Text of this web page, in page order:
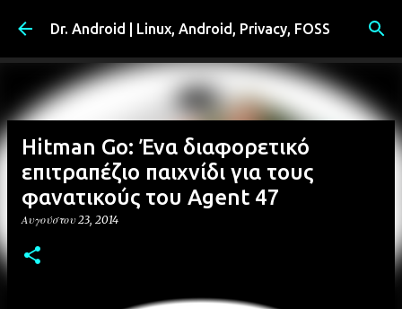
Μετάβαση στο κύριο περιεχόμενο
Dr. Android | Linux, Android, Privacy, FOSS
Hitman Go: Ένα διαφορετικό
επιτραπέζιο παιχνίδι για τους
φανατικούς του Agent 47
Αυγούστου 23, 2014